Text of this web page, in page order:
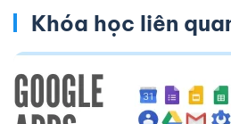
Khóa học liên